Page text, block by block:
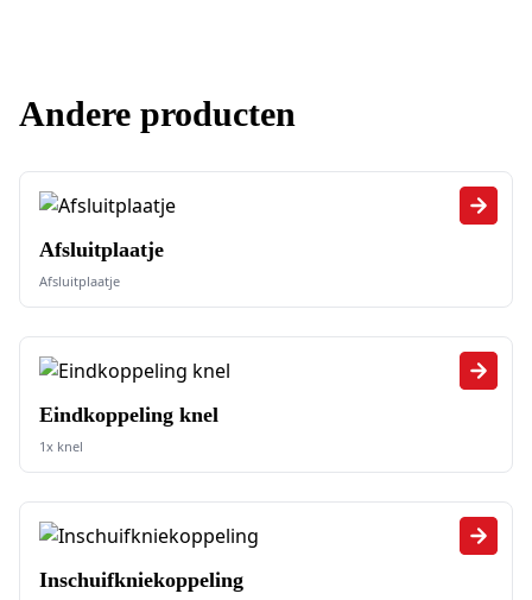
Andere producten
Afsluitplaatje
Afsluitplaatje
Eindkoppeling knel
1x knel
Inschuifkniekoppeling